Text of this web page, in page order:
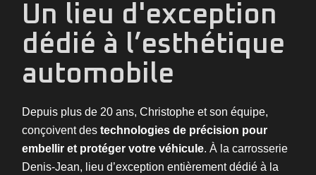
Un lieu d'exception
dédié à l’esthétique
automobile
Depuis plus de 20 ans, Christophe et son équipe,
conçoivent destechnologies de précision pour
embellir et protéger votre véhicule. À la carrosserie
Denis-Jean, lieu d’exception entièrement dédié à la